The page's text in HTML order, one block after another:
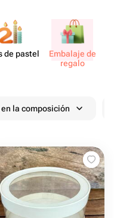
de pastel
Embalaje de
regalo
la composición